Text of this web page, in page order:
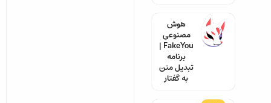
هوش
مصنوعی
FakeYou |
برنامه
تبدیل متن
به گفتار